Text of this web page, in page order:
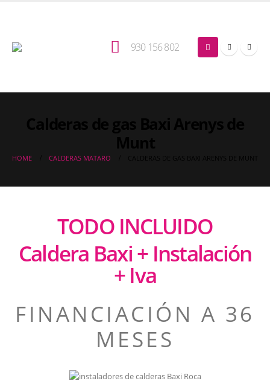
930 156 802
HOME CALDERAS MATARO
TODO INCLUIDO
Caldera Baxi + Instalación
+ Iva
FINANCIACIÓN A 36
MESES